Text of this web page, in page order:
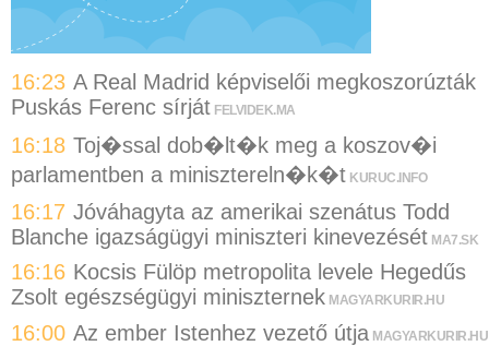
16:23 A Real Madrid képviselői megkoszorúzták
Puskás Ferenc sírját FELVIDEK.MA
16:18 Toj�ssal dob�lt�k meg a koszov�i
parlamentben a minisztereln�k�t KURUC.INFO
16:17 Jóváhagyta az amerikai szenátus Todd
Blanche igazságügyi miniszteri kinevezését MA7.SK
16:16 Kocsis Fülöp metropolita levele Hegedűs
Zsolt egészségügyi miniszternek MAGYARKURIR.HU
16:00 Az ember Istenhez vezető útja MAGYARKURIR.HU